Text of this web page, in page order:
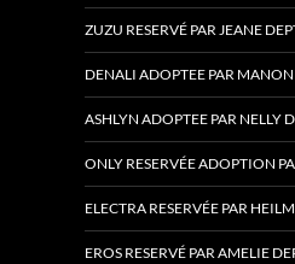
ZUZU RESERVÉ PAR JEANE
DENALI ADOPTEE PAR
ASHLYN ADOPTEE PAR NELLY
ONLY RESERVÉE ADOPTION
ELECTRA RESERVÉE PAR
EROS RESERVÉ PAR AMELIE